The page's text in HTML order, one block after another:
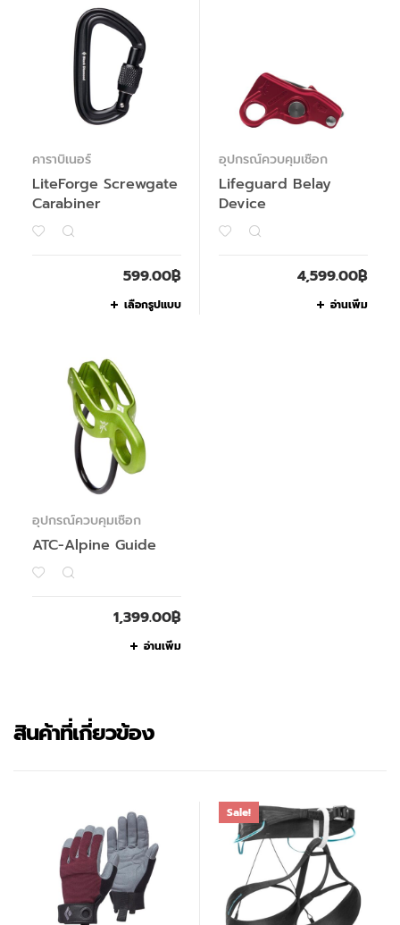
คาราบิเนอร์
LiteForge Screwgate
Carabiner
599.00฿
เลือกรูปแบบ
อุปกรณ์ควบคุมเชือก
Lifeguard Belay
Device
4,599.00฿
อ่านเพิ่ม
อุปกรณ์ควบคุมเชือก
ATC-Alpine Guide
1,399.00฿
อ่านเพิ่ม
สินค้าที่เกี่ยวข้อง
Sale!